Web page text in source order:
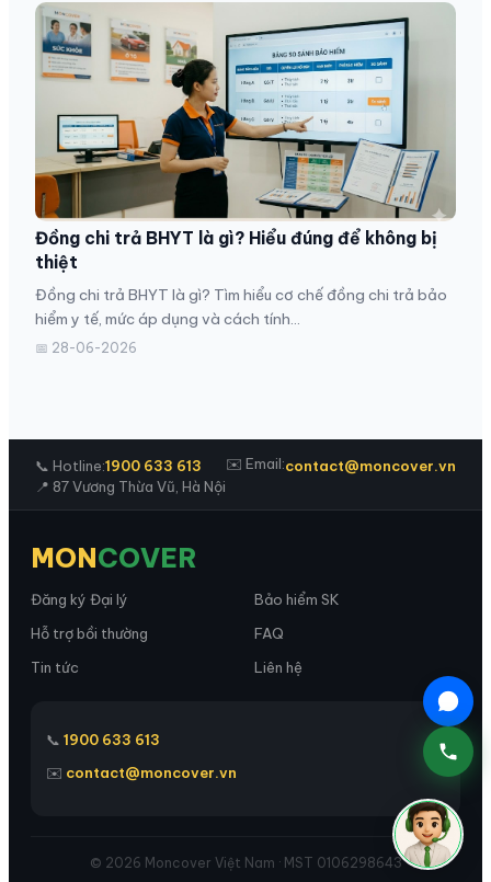
Đồng chi trả BHYT là gì? Hiểu đúng để không bị
thiệt
Đồng chi trả BHYT là gì? Tìm hiểu cơ chế đồng chi trả bảo
hiểm y tế, mức áp dụng và cách tính...
📅 28-06-2026
📞 Hotline:1900 633 613 ✉️ Email:contact@moncover.vn
📍 87 Vương Thừa Vũ, Hà Nội
MONCOVER
Đăng ký Đại lý
Bảo hiểm SK
Hỗ trợ bồi thường
FAQ
Tin tức
Liên hệ
📞 1900 633 613
✉️ contact@moncover.vn
© 2026 Moncover Việt Nam · MST 0106298643